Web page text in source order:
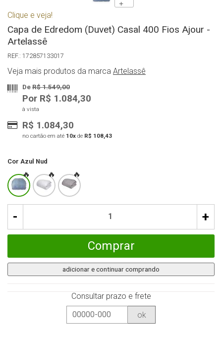
Clique e veja!
Capa de Edredom (Duvet) Casal 400 Fios Ajour -
Artelassê
172857133017
Veja mais produtos da marca Artelassê
DeR$ 1.549,00
Por R$ 1.084,30
à vista
R$ 1.084,30
no cartão em até 10x de R$ 108,43
Cor Azul Nud
- +
Comprar
adicionar e continuar comprando
Consultar prazo e frete
ok